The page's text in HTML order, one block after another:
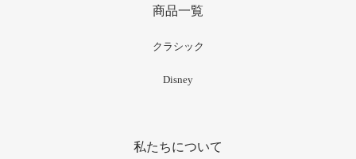
商品一覧
クラシック
Disney
私たちについて